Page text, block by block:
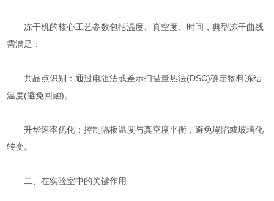
冻干机的核心工艺参数包括温度、真空度、时间，典型冻干曲线
需满足：
​​共晶点识别​​：通过电阻法或差示扫描量热法(DSC)确定物料冻结
温度(避免回融)。
​​升华速率优化​​：控制隔板温度与真空度平衡，避免塌陷或玻璃化
转变。
二、在实验室中的关键作用